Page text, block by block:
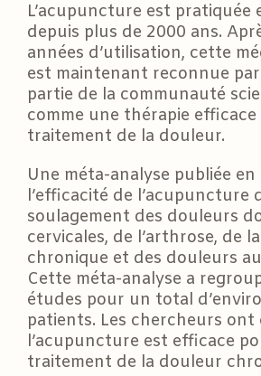
L’acupuncture est pratiquée
depuis plus de 2000 ans.
années d’utilisation, cette
est maintenant reconnue
partie de la communauté
comme une thérapie efficace
traitement de la douleur.
Une méta-analyse publiée en
l’efficacité de l’acupuncture
soulagement des douleurs
cervicales, de l’arthrose, de
chronique et des douleurs
Cette méta-analyse a
études pour un total
patients. Les chercheurs ont
l’acupuncture est efficace
traitement de la douleur